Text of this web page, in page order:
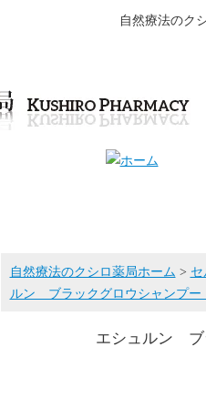
自然療法のク
自然療法のクシロ薬局ホーム >
ルン ブラックグロウシャンプ
エシュルン ブ